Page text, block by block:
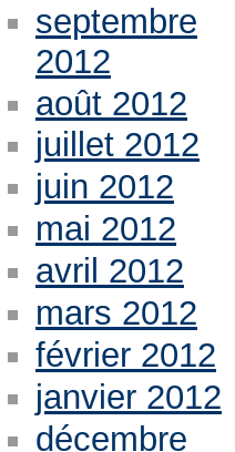
septembre
2012
août 2012
juillet 2012
juin 2012
mai 2012
avril 2012
mars 2012
février 2012
janvier 2012
décembre